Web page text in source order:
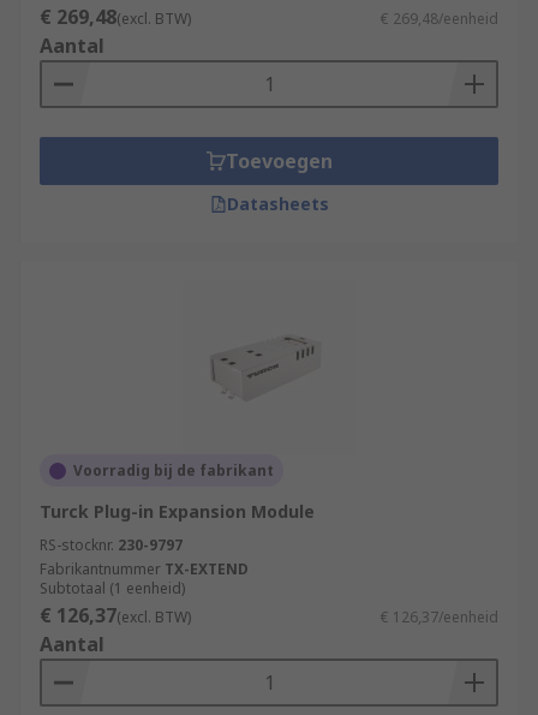
€ 269,48(excl. BTW) € 269,48/eenheid
Aantal
Toevoegen
Datasheets
Voorradig bij de fabrikant
Turck Plug-in Expansion Module
RS-stocknr. 230-9797
Fabrikantnummer TX-EXTEND
Subtotaal (1 eenheid)
€ 126,37(excl. BTW) € 126,37/eenheid
Aantal